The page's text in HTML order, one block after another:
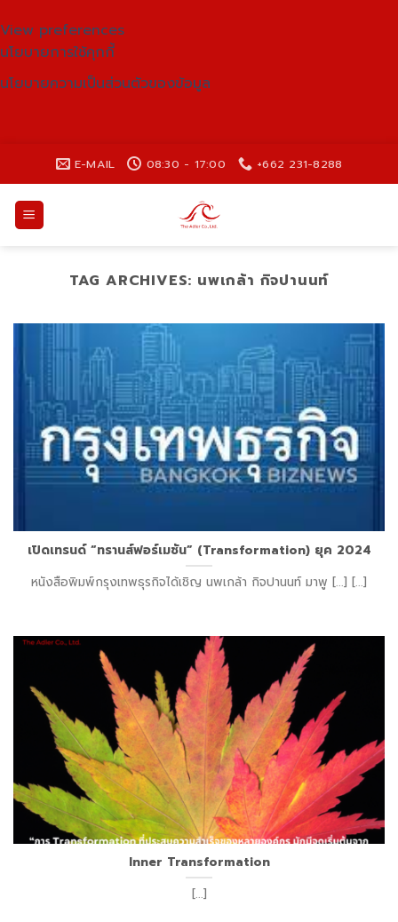
View preferences
นโยบายการใช้คุกกี้
นโยบายความเป็นส่วนตัวของข้อมูล
content
E-MAIL 08:30 - 17:00 +662 231-8288
TAG ARCHIVES: นพเกล้า กิจปานนท์
เปิดเทรนด์ “ทรานส์ฟอร์เมชัน” (Transformation) ยุค 2024
หนังสือพิมพ์กรุงเทพธุรกิจได้เชิญ นพเกล้า กิจปานนท์ มาพู [...] [...]
Inner Transformation
[...]